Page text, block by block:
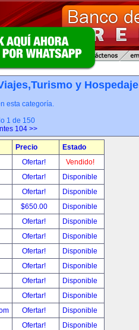
y Hospedaje
esta categoría.
1 de 150
104 >>
Precio
Estado
Ofertar!
Vendido!
Ofertar!
Disponible
Ofertar!
Disponible
$650.00
Disponible
Ofertar!
Disponible
Ofertar!
Disponible
Ofertar!
Disponible
Ofertar!
Disponible
Ofertar!
Disponible
Ofertar!
Disponible
Ofertar!
Disponible
Ofertar!
Disponible